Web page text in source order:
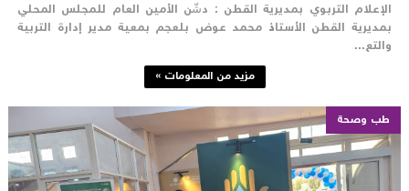
التربوي بمديرية القطن : دشّن الأمين العام للمجلس المحلي
القطن الأستاذ محمد عوض بلعجم بمعية مدير إدارة التربية
مزيد من المعلومات »
طب وصحة